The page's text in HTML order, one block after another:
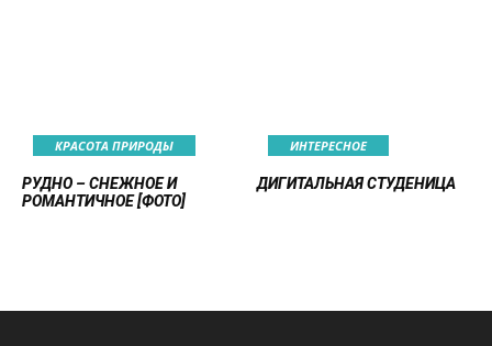
КРАСОТА ПРИРОДЫ
РУДНО – СНЕЖНОЕ И
РОМАНТИЧНОЕ [ФОТО]
ИНТЕРЕСНОЕ
ДИГИТАЛЬНАЯ СТУДЕНИЦА